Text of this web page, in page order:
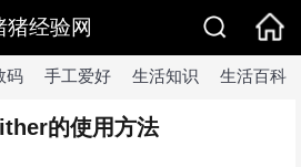
猪经验网
码 手工爱好 生活知识 生活百科
的使用方法